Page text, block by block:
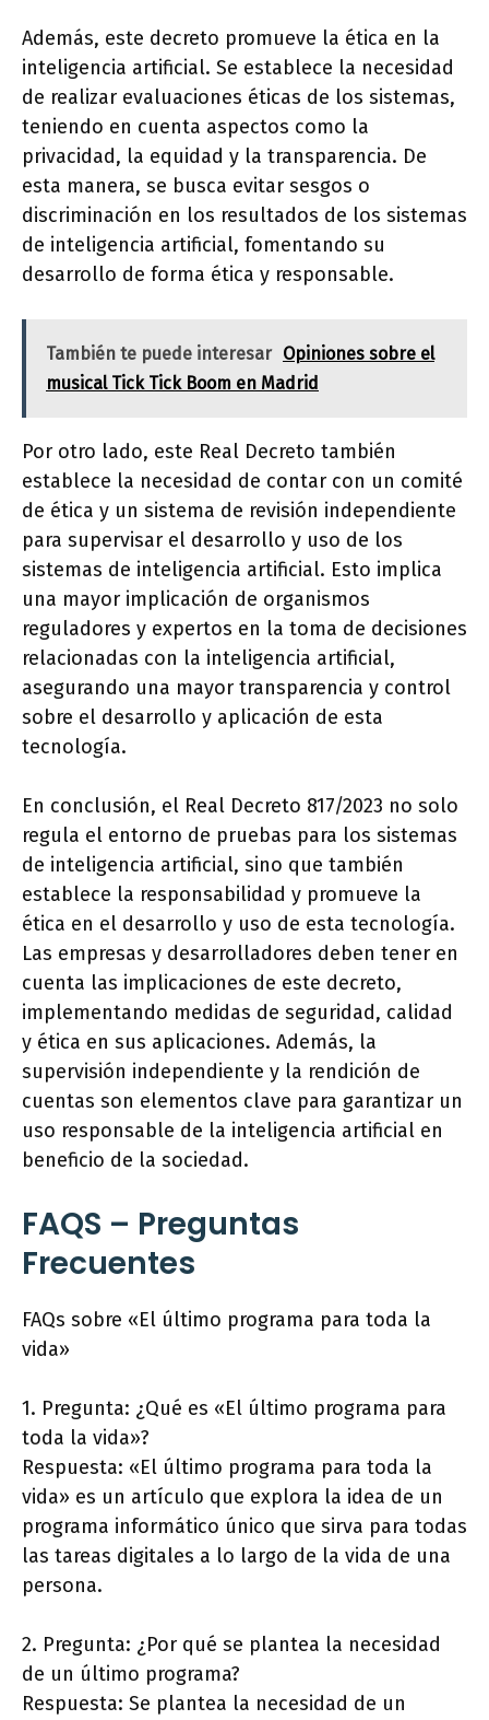
Además, este decreto promueve la ética en la
inteligencia artificial. Se establece la necesidad
de realizar evaluaciones éticas de los sistemas,
teniendo en cuenta aspectos como la
privacidad, la equidad y la transparencia. De
esta manera, se busca evitar sesgos o
discriminación en los resultados de los sistemas
de inteligencia artificial, fomentando su
desarrollo de forma ética y responsable.
También te puede interesar Opiniones sobre el
musical Tick Tick Boom en Madrid
Por otro lado, este Real Decreto también
establece la necesidad de contar con un comité
de ética y un sistema de revisión independiente
para supervisar el desarrollo y uso de los
sistemas de inteligencia artificial. Esto implica
una mayor implicación de organismos
reguladores y expertos en la toma de decisiones
relacionadas con la inteligencia artificial,
asegurando una mayor transparencia y control
sobre el desarrollo y aplicación de esta
tecnología.
En conclusión, el Real Decreto 817/2023 no solo
regula el entorno de pruebas para los sistemas
de inteligencia artificial, sino que también
establece la responsabilidad y promueve la
ética en el desarrollo y uso de esta tecnología.
Las empresas y desarrolladores deben tener en
cuenta las implicaciones de este decreto,
implementando medidas de seguridad, calidad
y ética en sus aplicaciones. Además, la
supervisión independiente y la rendición de
cuentas son elementos clave para garantizar un
uso responsable de la inteligencia artificial en
beneficio de la sociedad.
FAQS – Preguntas
Frecuentes
FAQs sobre «El último programa para toda la
vida»
1. Pregunta: ¿Qué es «El último programa para
toda la vida»?
Respuesta: «El último programa para toda la
vida» es un artículo que explora la idea de un
programa informático único que sirva para todas
las tareas digitales a lo largo de la vida de una
persona.
2. Pregunta: ¿Por qué se plantea la necesidad
de un último programa?
Respuesta: Se plantea la necesidad de un